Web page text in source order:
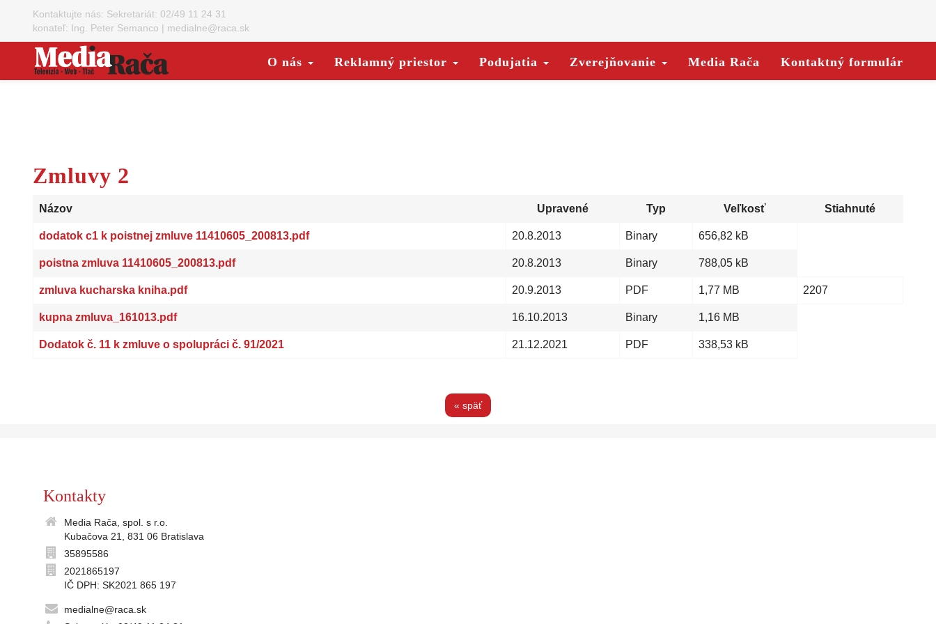
Kontaktujte nás: Sekretariát: 02/49 11 24 31
konateľ: Ing. Peter Semanco | medialne@raca.sk
O nás Reklamný priestor Podujatia Zverejňovanie Media Rača Kontaktný formulár
Zmluvy 2
Názov Upravené Typ Veľkosť Stiahnuté
dodatok c1 k poistnej zmluve 11410605_200813.pdf 20.8.2013 Binary 656,82 kB
poistna zmluva 11410605_200813.pdf 20.8.2013 Binary 788,05 kB
zmluva kucharska kniha.pdf 20.9.2013 PDF 1,77 MB 2207
kupna zmluva_161013.pdf 16.10.2013 Binary 1,16 MB
Dodatok č. 11 k zmluve o spolupráci č. 91/2021 21.12.2021 PDF 338,53 kB
« späť
Kontakty
Media Rača, spol. s r.o.
Kubačova 21, 831 06 Bratislava
35895586
2021865197
IČ DPH: SK2021 865 197
medialne@raca.sk